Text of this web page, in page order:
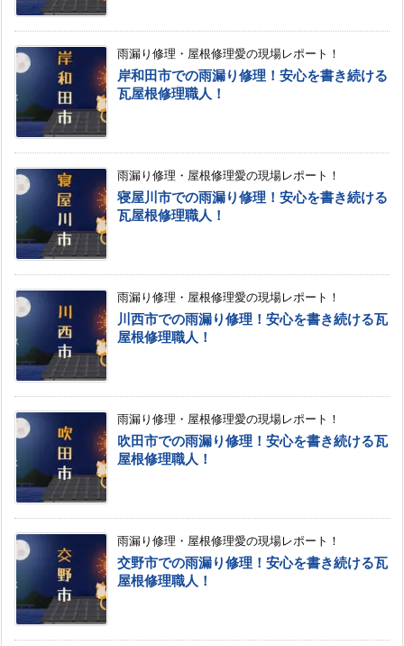
雨漏り修理・屋根修理愛の現場レポート！
岸和田市での雨漏り修理！安心を書き続ける
瓦屋根修理職人！
雨漏り修理・屋根修理愛の現場レポート！
寝屋川市での雨漏り修理！安心を書き続ける
瓦屋根修理職人！
雨漏り修理・屋根修理愛の現場レポート！
川西市での雨漏り修理！安心を書き続ける瓦
屋根修理職人！
雨漏り修理・屋根修理愛の現場レポート！
吹田市での雨漏り修理！安心を書き続ける瓦
屋根修理職人！
雨漏り修理・屋根修理愛の現場レポート！
交野市での雨漏り修理！安心を書き続ける瓦
屋根修理職人！